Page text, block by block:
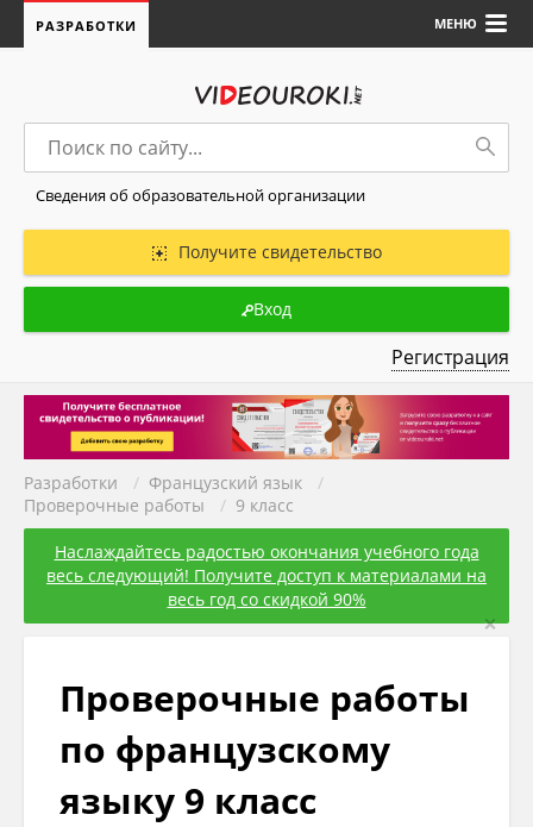
МЕНЮ
РАЗРАБОТКИ
Сведения об образовательной организации
Получите свидетельство
Вход
Регистрация
Разработки / Французский язык
/
Проверочные работы
/ 9 класс
Наслаждайтесь радостью окончания учебного года
весь следующий! Получите доступ к материалами на
весь год со скидкой 90%
×
Проверочные работы
по французскому
языку 9 класс